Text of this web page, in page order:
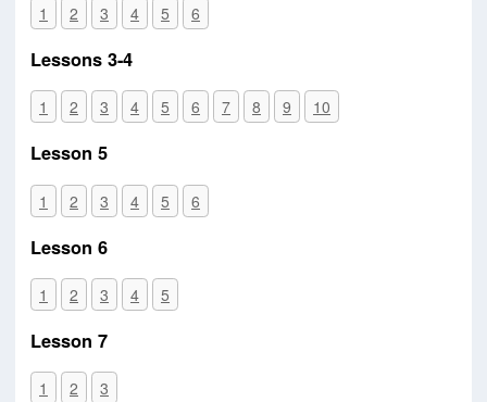
1 2 3 4 5 6
Lessons 3-4
1 2 3 4 5 6 7 8 9 10
Lesson 5
1 2 3 4 5 6
Lesson 6
1 2 3 4 5
Lesson 7
1 2 3